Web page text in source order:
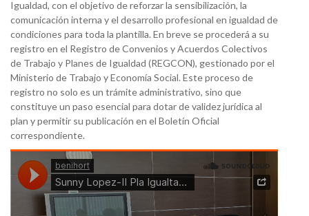
Igualdad, con el objetivo de reforzar la sensibilización, la
comunicación interna y el desarrollo profesional en igualdad de
condiciones para toda la plantilla. En breve se procederá a su
registro en el Registro de Convenios y Acuerdos Colectivos
de Trabajo y Planes de Igualdad (REGCON), gestionado por el
Ministerio de Trabajo y Economía Social. Este proceso de
registro no solo es un trámite administrativo, sino que
constituye un paso esencial para dotar de validez jurídica al
plan y permitir su publicación en el Boletín Oficial
correspondiente.